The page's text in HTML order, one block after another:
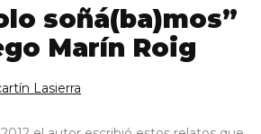
soñá(ba)mos”
Marín Roig
Lasierra